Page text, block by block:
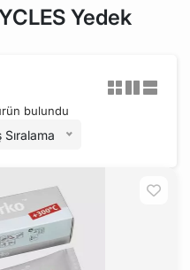
Yedek
bulundu
Sıralama